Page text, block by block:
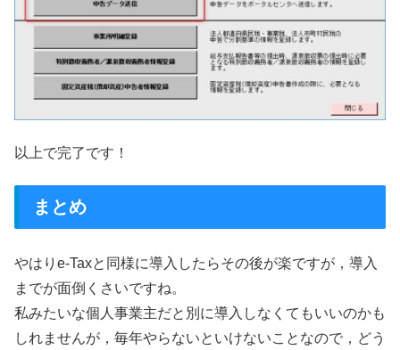
以上で完了です！
まとめ
やはりe-Taxと同様に導入したらその後が楽ですが，導入
までが面倒くさいですね。
私みたいな個人事業主だと別に導入しなくてもいいのかも
しれませんが，毎年やらないといけないことなので，どう